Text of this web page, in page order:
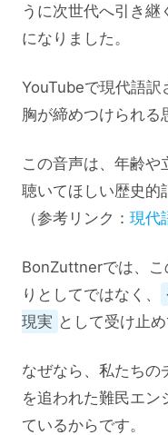
うに次世代へ引き継
になりました。
YouTubeで現代語訳
胸が締めつけられる
この音声は、年齢や
聴いてほしい歴史的
（参考リンク： 現代
BonZuttnerでは、こ
りとしてではなく、
現実 として受け止め
なぜなら、私たちの
を追われた難民エン
ているからです。